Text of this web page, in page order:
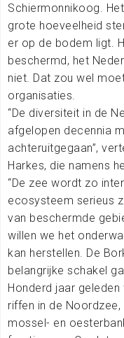
Schiermonnikoog.
grote hoeveelheid
er op de bodem ligt.
beschermd, het
niet. Dat zou wel
organisaties.
“De diversiteit in de
afgelopen decennia
achteruitgegaan”,
Harkes, die namens
“De zee wordt zo
ecosysteem serieus
van beschermde
willen we het
kan herstellen. De
belangrijke schakel
Honderd jaar
riffen in de
mossel- en